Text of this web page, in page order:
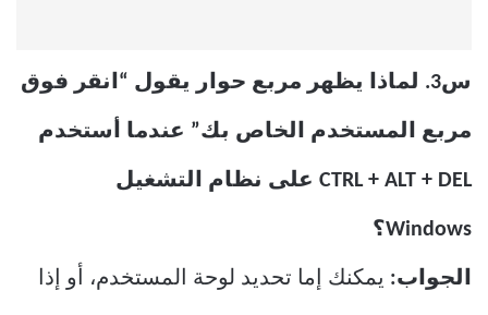
س3. لماذا يظهر مربع حوار يقول “انقر فوق
مربع المستخدم الخاص بك” عندما أستخدم
CTRL + ALT + DEL على نظام التشغيل
Windows؟
الجواب: يمكنك إما تحديد لوحة المستخدم، أو إذا